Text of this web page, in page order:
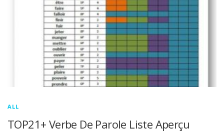
ALL
TOP21+ Verbe De Parole Liste Aperçu